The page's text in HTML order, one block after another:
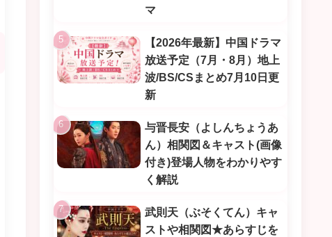
マ
【2026年最新】中国ドラマ
放送予定（7月・8月）地上
波/BS/CSまとめ7月10日更
新
与晋長安（よしんちょうあ
ん）相関図＆キャスト(画像
付き)登場人物をわかりやす
く解説
武則天（ぶそくてん）キャ
ストや相関図★あらすじを